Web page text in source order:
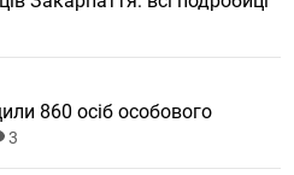
860 осіб особового
3